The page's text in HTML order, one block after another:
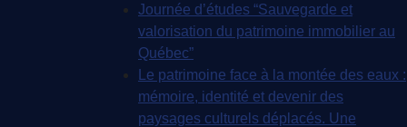
Journée d’études “Sauvegarde et
valorisation du patrimoine immobilier au
Québec”
Le patrimoine face à la montée des eaux :
mémoire, identité et devenir des
paysages culturels déplacés. Une